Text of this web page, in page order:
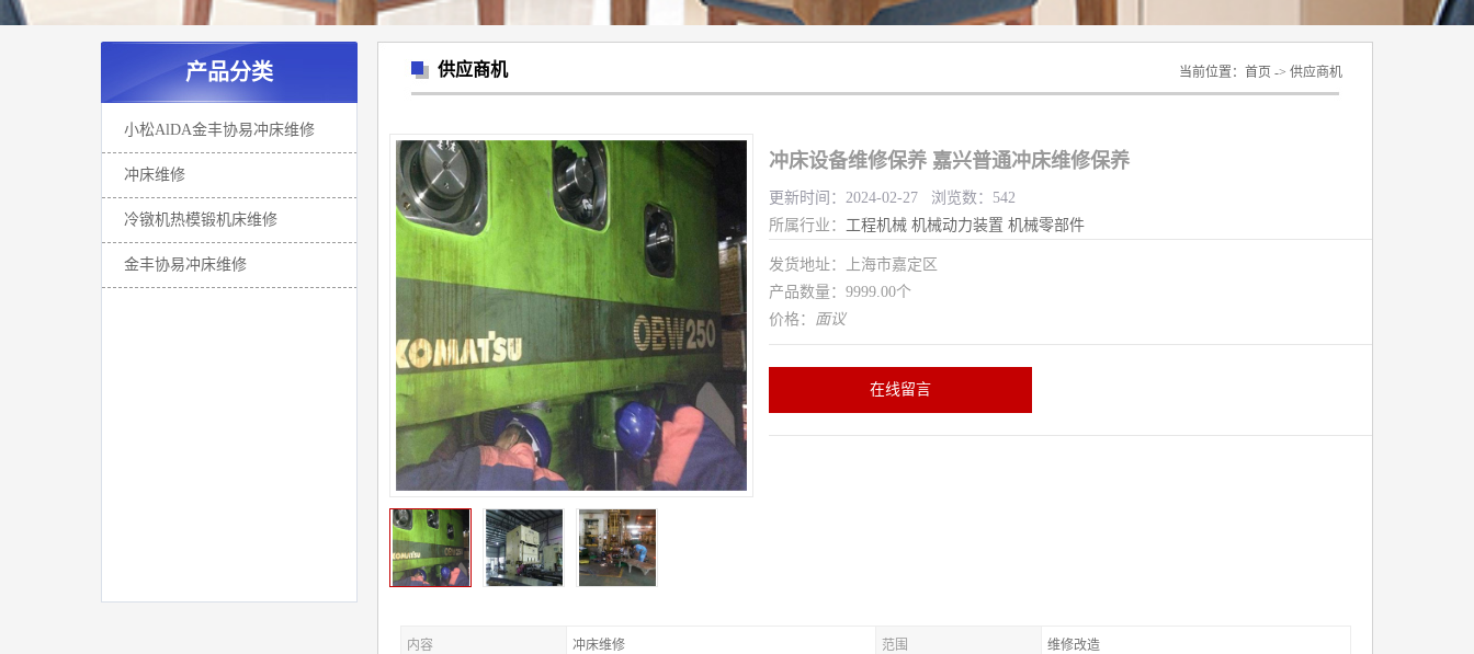
产品分类
小松AlDA金丰协易冲床维修
冲床维修
冷镦机热模锻机床维修
金丰协易冲床维修
供应商机 当前位置： 首页 -> 供应商机
冲床设备维修保养 嘉兴普通冲床维修保养
更新时间：2024-02-27 浏览数：542
所属行业： 工程机械 机械动力装置 机械零部件
发货地址：上海市嘉定区
产品数量：9999.00个
价格： 面议
在线留言
内容 冲床维修 范围 维修改造